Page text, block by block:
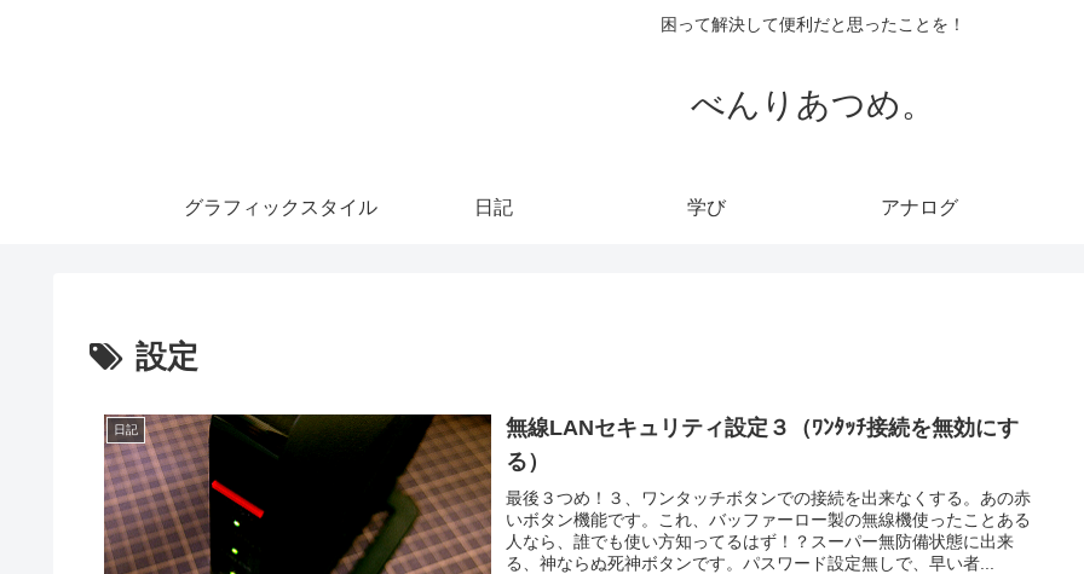
困って解決して便利だと思ったことを！
べんりあつめ。
グラフィックスタイル 日記 学び アナログ
設定
日記
無線LANセキュリティ設定３（ﾜﾝﾀｯﾁ接続を無効にす
る）
最後３つめ！３、ワンタッチボタンでの接続を出来なくする。あの赤
いボタン機能です。これ、バッファーロー製の無線機使ったことある
人なら、誰でも使い方知ってるはず！？スーパー無防備状態に出来
る、神ならぬ死神ボタンです。パスワード設定無しで、早い者...